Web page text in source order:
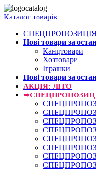
Каталог товарів
СПЕЦПРОПОЗИЦІЯ
Нові товари за
Канцтовари
Хозтовари
Іграшки
Нові товари за
АКЦІЯ: ЛІТО